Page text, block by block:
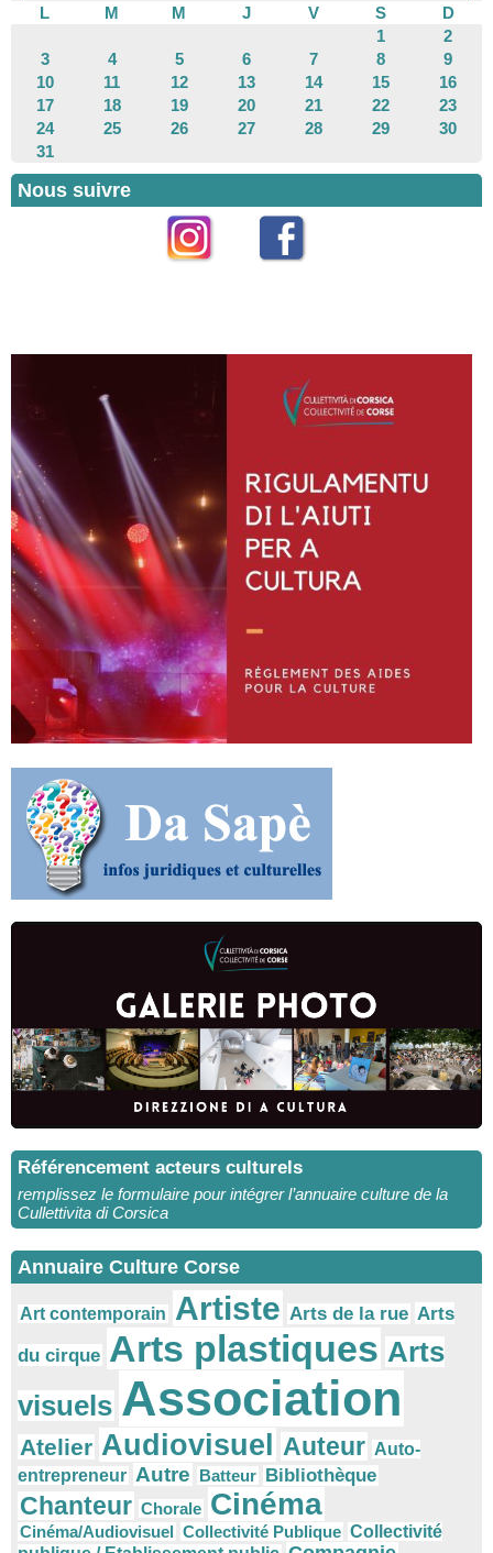
L
M M J V S
D
1
2
3
4 5 6 7 8
9
10
11 12 13 14 15
16
17
18 19 20 21 22
23
24
25 26 27 28 29
30
31
Nous suivre
Référencement acteurs culturels
remplissez le formulaire pour intégrer l’annuaire culture de la
Cullettivita di Corsica
Annuaire Culture Corse
Art contemporain Artiste Arts de la rue Arts
du cirque Arts plastiques Arts
visuels Association
Atelier Audiovisuel Auteur Auto-
entrepreneur Autre Batteur Bibliothèque
Chanteur Chorale Cinéma
Cinéma/Audiovisuel Collectivité Publique Collectivité